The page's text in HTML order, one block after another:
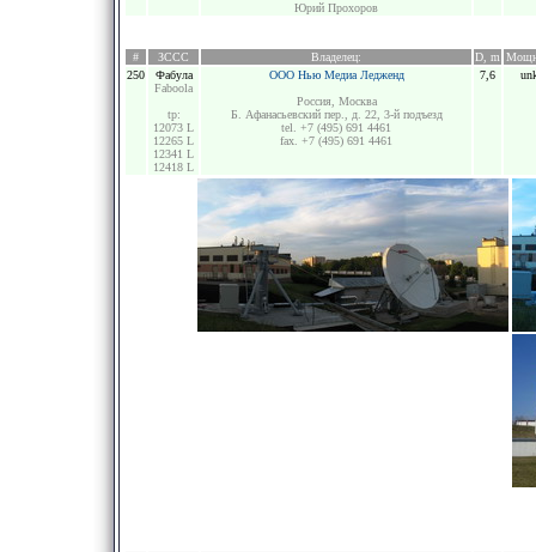
Юрий Прохоров
# ЗССС Владелец: D, m
250
Фабула
Faboola
tp:
12073 L
12265 L
12341 L
12418 L
ООО Нью Медиа Ледженд
Россия, Москва
Б. Афанасьевский пер., д. 22, 3-й подъезд
tel. +7 (495) 691 4461
fax. +7 (495) 691 4461
7,6